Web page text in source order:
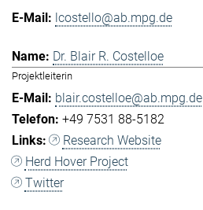
lcostello@ab.mpg.de
Dr. Blair R. Costelloe
Projektleiterin
blair.costelloe@ab.mpg.de
+49 7531 88-5182
Research Website
Herd Hover Project
Twitter